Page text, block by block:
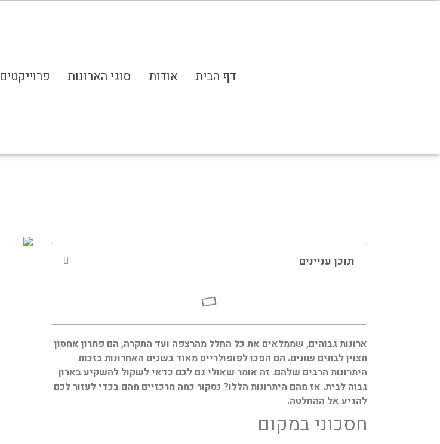
דף הבית אודות סוגי הארונות פרוייקטים
תוכן עניינים
ארונות גבוהים, שממלאים את כל החלל מהרצפה ועד התקרה, הם פתרון אחסון
מצוין לבתים שונים. הם הפכו לפופולריים מאוד בשנים האחרונות בזכות
היתרונות הרבים שלהם. זה אומר שאולי גם לכם כדאי לשקול להשקיע בארון
גבוה לבית. אז מהם היתרונות הללו? נסקור כמה מרכזיים מהם בכדי לעזור לכם
להגיע אל ההחלטה.
חסכוני במקום